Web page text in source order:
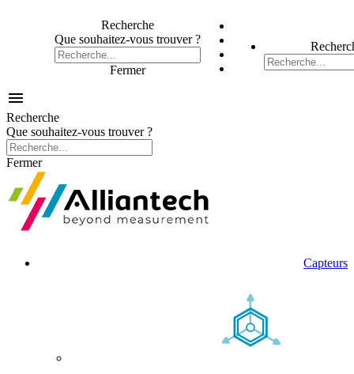
Recherche
Que souhaitez-vous trouver ?
Fermer

Recherche
Que souhaitez-vous trouver ?
Fermer
Capteurs